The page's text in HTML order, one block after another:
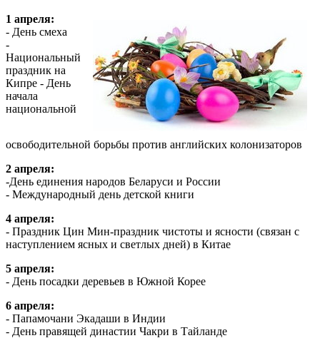
1 апреля:
- День смеха
-
Национальный
праздник на
Кипре - День
начала
национальной
освободительной борьбы против английских колонизаторов
2 апреля:
-День единения народов Беларуси и России
- Международный день детской книги
4 апреля:
- Праздник Цин Мин-праздник чистоты и ясности (связан с
наступлением ясных и светлых дней) в Китае
5 апреля:
- День посадки деревьев в Южной Корее
6 апреля:
- Папамочани Экадаши в Индии
- День правящей династии Чакри в Тайланде